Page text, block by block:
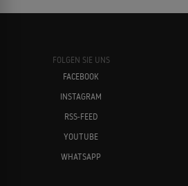
FOLGEN SIE UNS
FACEBOOK
INSTAGRAM
RSS-FEED
YOUTUBE
WHATSAPP